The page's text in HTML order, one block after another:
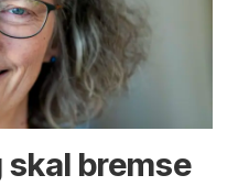
bremse